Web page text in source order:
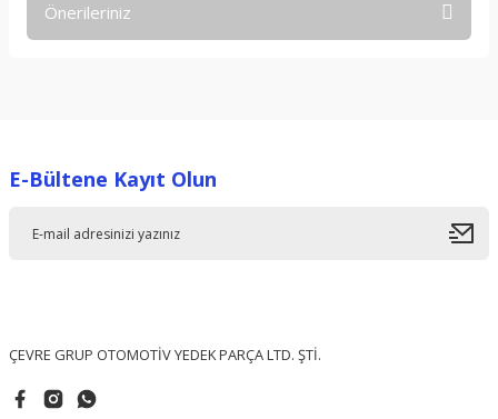
Önerileriniz
Ürün resmi kalitesiz, bozuk veya görüntülenemiyor.
E-Bültene Kayıt Olun
ÇEVRE GRUP OTOMOTİV YEDEK PARÇA LTD. ŞTİ.